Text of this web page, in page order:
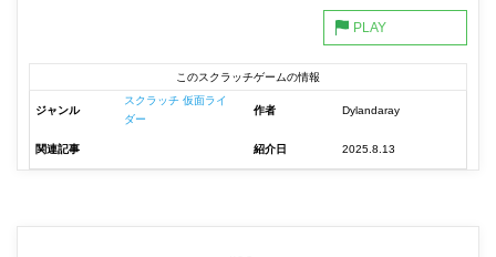
このスクラッチゲームの情報
ジャンル
スクラッチ 仮面ライ
ダー
作者 Dylandaray
関連記事 紹介日 2025.8.13